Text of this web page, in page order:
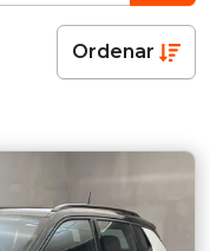
Ordenar